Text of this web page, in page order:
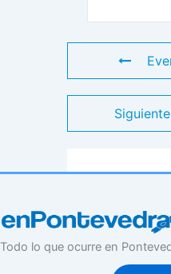
Todo lo que ocurre en